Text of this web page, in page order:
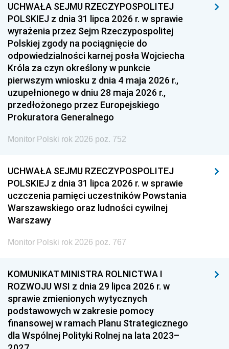
UCHWAŁA SEJMU RZECZYPOSPOLITEJ
POLSKIEJ z dnia 31 lipca 2026 r. w sprawie
wyrażenia przez Sejm Rzeczypospolitej
Polskiej zgody na pociągnięcie do
odpowiedzialności karnej posła Wojciecha
Króla za czyn określony w punkcie
pierwszym wniosku z dnia 4 maja 2026 r.,
uzupełnionego w dniu 28 maja 2026 r.,
przedłożonego przez Europejskiego
Prokuratora Generalnego
Monitor Polski rok 2026 poz. 752
UCHWAŁA SEJMU RZECZYPOSPOLITEJ
POLSKIEJ z dnia 31 lipca 2026 r. w sprawie
uczczenia pamięci uczestników Powstania
Warszawskiego oraz ludności cywilnej
Warszawy
Monitor Polski rok 2026 poz. 767
KOMUNIKAT MINISTRA ROLNICTWA I
ROZWOJU WSI z dnia 29 lipca 2026 r. w
sprawie zmienionych wytycznych
podstawowych w zakresie pomocy
finansowej w ramach Planu Strategicznego
dla Wspólnej Polityki Rolnej na lata 2023–